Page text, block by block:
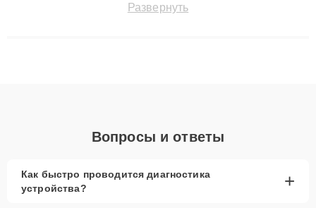
технику с сохранением гарантии до 3 лет. Наши мастера
Развернуть
Вопросы и ответы
Как быстро проводится диагностика
устройства?
+